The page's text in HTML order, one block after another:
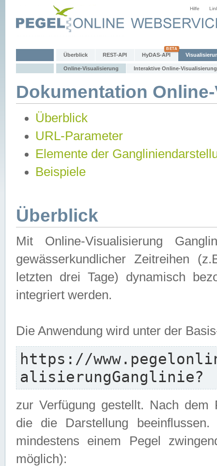
Hilfe
Überblick REST-API HyDAS-API
Online-Visualisierung Interaktive Online-Visualisierung
Dokumentation
Überblick
URL-Parameter
Elemente der
Beispiele
Überblick
Mit Online-Visualisierung
gewässerkundlicher Zeitreihen
letzten drei Tage) dynamisch
integriert werden.
Die Anwendung wird unter der
https://
alisierungGanglinie?
zur Verfügung gestellt. Nach dem
die die Darstellung
mindestens einem Pegel
möglich):